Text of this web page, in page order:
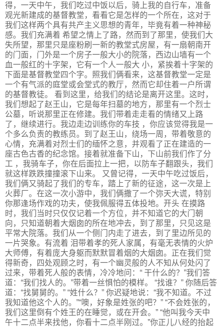
得，一天中午，我们吃过中饭以后，骑上我的自行车，准备
观光新建成的基督教堂，看看它是怎样的一个所在，这对于
我们这样两个具有共产主义思想的青年，毕竟有着一种神秘
感。我们充满着 希望之情上了路，然而到了那里，使我们大
失所望，那里只是座粉刷一新的教堂式房屋，有一扇朝南开
的门面，门外是一个房子一般大小的院落，西边山墙有一个
血一般红的十字架，它有一个人一般大 小，紧挨着十字架的
下面是基督教堂四个字。照我们俩看来，这基督教堂一定是
一个有气派的庭堂或会堂式的教厅，然而它却住着一户所谓
的基督教徒。 看到这里，给我们的结论是离开这里。这时，
我们想起了赵王山，它是每年扫墓的地方，那里有一个烈士
公墓，听说那里正在修建。我们带着走走看的情绪又上路
了，继续进行。我边走边训练你的车技 ，你应该觉得我是一
个多么负责的教练员。到了赵王山，绕场一周，带着敬意的
心情，充满着对烈士们的缅怀之意，并观看了正在建造的一
座古色古香的纪念馆。接着就准备下山，下山前我们作了分
工 ，我骑车子，你在后面拉上一把，以防车子翻跟头，我们
就这样跌跌撞撞滚下山来。 又曾记得，一天中午吃过饭后，
我们俩又骑起了我们的专车，踏上了新的征途，这一次是上
火葬厂。在这一次小游中，我们俩撒了一个弥天大谎，特别
你那逢场作戏的功夫，使我佩服得五体投地。开头 在摸路
时，我们当时只仅仅记着一个方位，并不知道它的大门朝
向，只知道朝着大烟囱的所在地冲去，到了那里，只见这是
平常大院落。我们从一个侧门内走了进去，到了里边所见的
一片哭象。有流着 泪带着孝的死人家属，有毫无表情的火炉
大师傅，有着庞大身躯而默默冒着烟的大烟囱。正在我们觉
得新奇，四处观顾之时，有一个幽灵般的人不知从何处闪了
过来，带着死人般的表情，冷冷地问：“ 干什么的？”我们答
道：“我们找人的。”带着一丝惧怕的模样。 “找谁？” 你随后答
道：“找舅舅的。” “姓什么？” 你迟疑地说：“我不知道。不过
我知道他这个人的。”“噢，好象是姓张的吧？” “不会姓张的，
我们这里倒有个姓王的在睡觉，或在开会。” “他叫我今天中
午十二点半来找他，你看十二点半刚过。”你正儿八经的抬起